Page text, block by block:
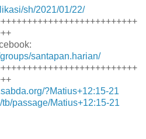
sh/2021/01/22/
santapan.harian/
?Matius+12:15-21
passage/Matius+12:15-21